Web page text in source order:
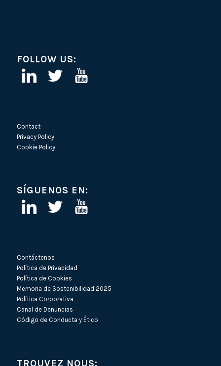
FOLLOW US:
Contact
Privacy Policy
Cookie Policy
SÍGUENOS EN:
Contáctenos
Política de Privacidad
Política de Cookies
Memoria de Sostenibilidad 2025
Política Corporativa
Canal de Denuncias
Código de Conducta y Ético
TROUVEZ NOUS: